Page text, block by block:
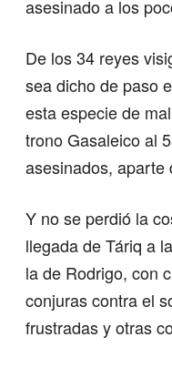
asesinado a los
De los 34 reyes
sea dicho de paso
esta especie de
trono Gasaleico al
asesinados, aparte
Y no se perdió la
llegada de Táriq a
la de Rodrigo, con
conjuras contra el
frustradas y otras